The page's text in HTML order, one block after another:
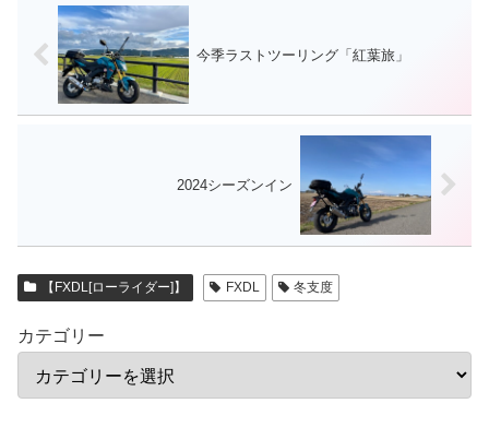
今季ラストツーリング「紅葉旅」
2024シーズンイン
【FXDL[ローライダー]】 FXDL 冬支度
カテゴリー